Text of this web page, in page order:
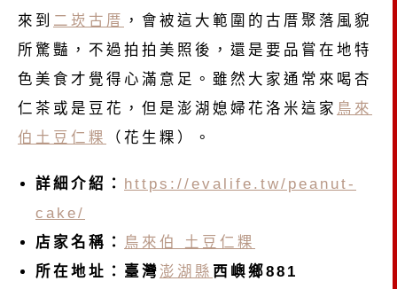
來到 二崁古厝 ，會被這大範圍的古厝聚落風貌
所驚豔，不過拍拍美照後，還是要品嘗在地特
色美食才覺得心滿意足。雖然大家通常來喝杏
仁茶或是豆花，但是澎湖媳婦花洛米這家 鳥來
伯土豆仁粿
（花生粿）。
詳細介紹： https://evalife.tw/peanut-
cake/
店家名稱：
鳥來伯 土豆仁粿
所在地址：臺灣 澎湖縣 西嶼鄉881